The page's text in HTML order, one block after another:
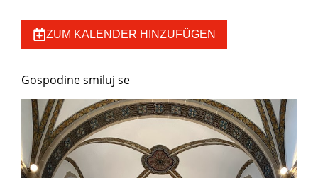
ZUM KALENDER HINZUFÜGEN
Gospodine smiluj se